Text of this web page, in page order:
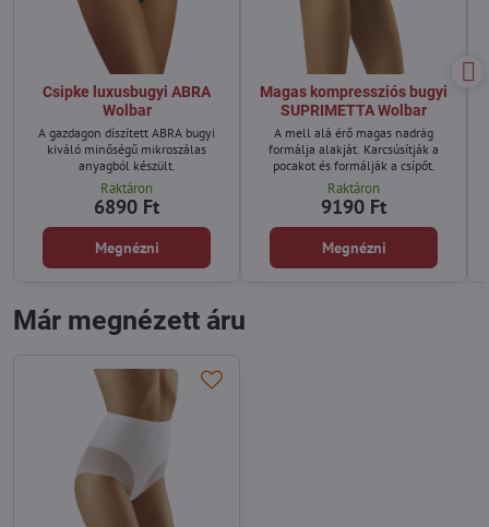
Csipke luxusbugyi ABRA
Wolbar
A gazdagon díszített ABRA bugyi
kiváló minőségű mikroszálas
anyagból készült.
Raktáron
6890 Ft
Megnézni
Magas kompressziós bugyi
SUPRIMETTA Wolbar
A mell alá érő magas nadrág
formálja alakját. Karcsúsítják a
pocakot és formálják a csípőt.
Raktáron
9190 Ft
Megnézni
Már megnézett áru